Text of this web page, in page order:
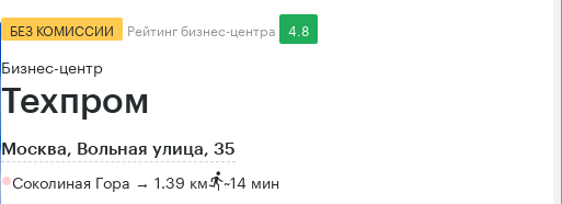
БЕЗ КОМИССИИ Рейтинг бизнес-центра 4.8
Бизнес-центр
Техпром
Москва, Вольная улица, 35
Соколиная Гора → 1.39 км ~14 мин